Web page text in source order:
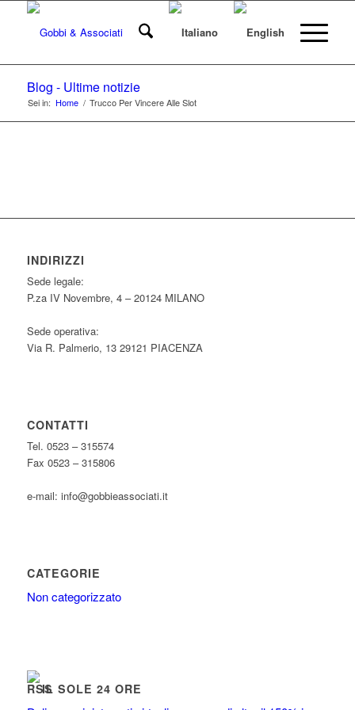
Blog - Ultime notizie
Sei in: Home / Trucco Per Vincere Alle Slot
INDIRIZZI
Sede legale:
P.za IV Novembre, 4 – 20124 MILANO
Sede operativa:
Via R. Palmerio, 13 29121 PIACENZA
CONTATTI
Tel. 0523 – 315574
Fax 0523 – 315806
e-mail: info@gobbieassociati.it
CATEGORIE
Non categorizzato
IL SOLE 24 ORE